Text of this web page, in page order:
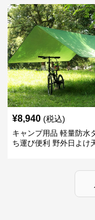
¥8,940 (税込)
キャンプ用品 軽量防水
ち運び便利 野外日よけ